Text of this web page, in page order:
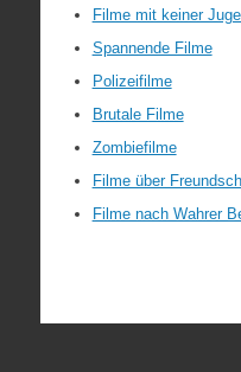
Filme mit keiner
Spannende Filme
Polizeifilme
Brutale Filme
Zombiefilme
Filme über
Filme nach Wahrer